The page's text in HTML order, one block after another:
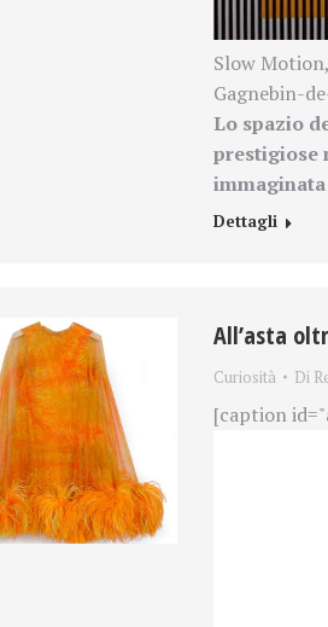
Slow
Gagnebin-
Lo spazio
prestigiose
immaginata
Dettagli
All’asta
Curiosità Di
[caption